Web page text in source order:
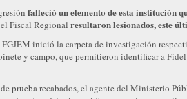
falleció un elemento de esta institución
Fiscal Regional resultaron lesionados, este
FGJEM inició la carpeta de investigación
y campo, que permitieron identificar a
prueba recabados, el agente del Ministerio